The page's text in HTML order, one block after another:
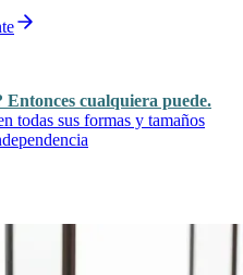
cualquiera puede.
todas sus formas y tamaños